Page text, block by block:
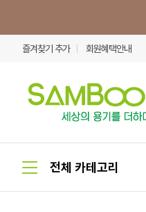
즐겨찾기 추가 회원혜택안내